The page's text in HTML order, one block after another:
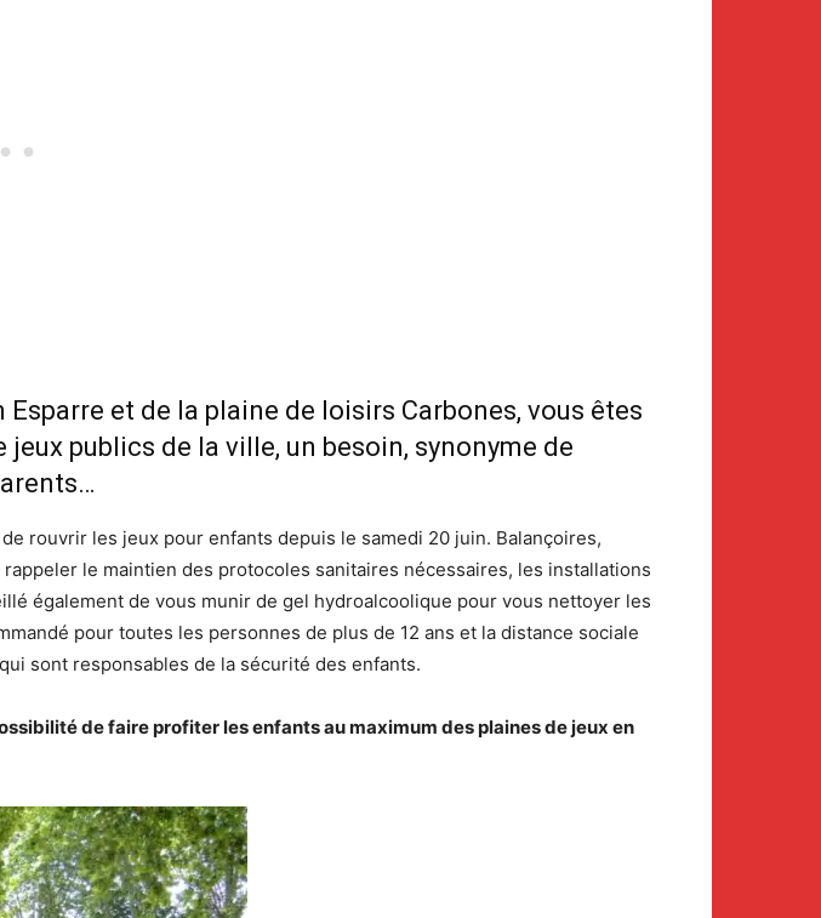
et de la plaine de loisirs Carbones, vous êtes
publics de la ville, un besoin, synonyme de
rouvrir les jeux pour enfants depuis le samedi 20 juin. Balançoires,
le maintien des protocoles sanitaires nécessaires, les installations
également de vous munir de gel hydroalcoolique pour vous nettoyer les
pour toutes les personnes de plus de 12 ans et la distance sociale
sont responsables de la sécurité des enfants.
de faire profiter les enfants au maximum des plaines de jeux en